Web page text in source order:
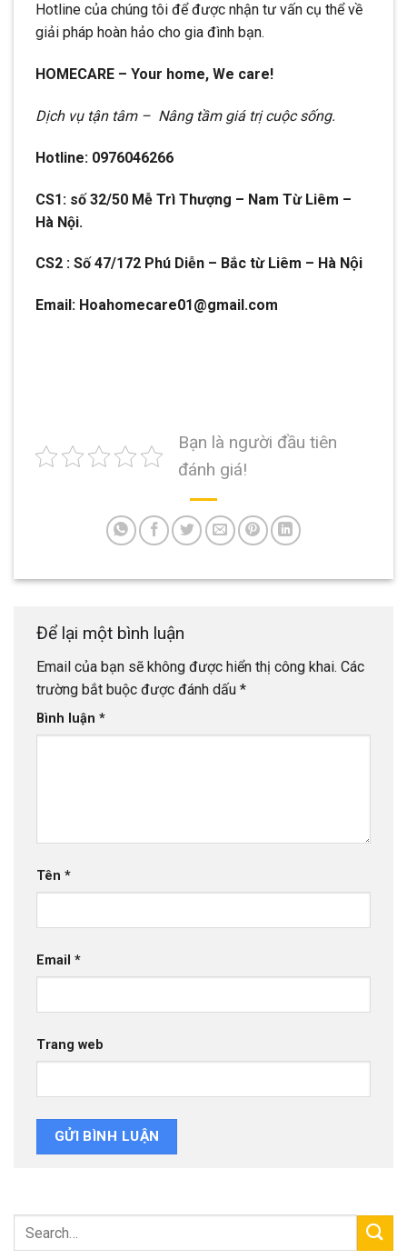
Hotline của chúng tôi để được nhận tư vấn cụ thể về
giải pháp hoàn hảo cho gia đình bạn.
HOMECARE – Your home, We care!
Dịch vụ tận tâm – Nâng tầm giá trị cuộc sống.
Hotline: 0976046266
CS1: số 32/50 Mễ Trì Thượng – Nam Từ Liêm –
Hà Nội.
CS2 : Số 47/172 Phú Diễn – Bắc từ Liêm – Hà Nội
Email: Hoahomecare01@gmail.com
Bạn là người đầu tiên
đánh giá!
Để lại một bình luận
Email của bạn sẽ không được hiển thị công khai. Các
trường bắt buộc được đánh dấu *
Bình luận *
Tên *
Email *
Trang web